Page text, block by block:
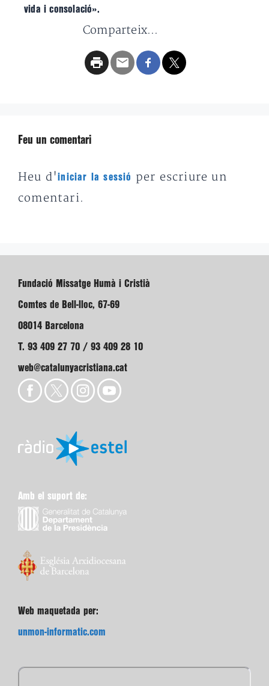
vida i consolació».
Comparteix...
Feu un comentari
Heu d'iniciar la sessió
per escriure un
comentari.
Fundació Missatge Humà i Cristià
Comtes de Bell-lloc, 67-69
08014 Barcelona
T. 93 409 27 70 / 93 409 28 10
web@catalunyacristiana.cat
Amb el suport de:
Web maquetada per:
unmon-informatic.com